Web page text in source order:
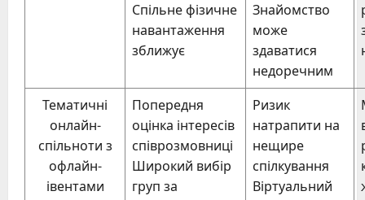
Спільне фізичне
навантаження
зближує
Знайомство
може
здаватися
недоречним
Тематичні
онлайн-
спільноти з
офлайн-
івентами
Попередня
оцінка інтересів
співрозмовниці
Широкий вибір
груп за
Ризик
натрапити на
нещире
спілкування
Віртуальний